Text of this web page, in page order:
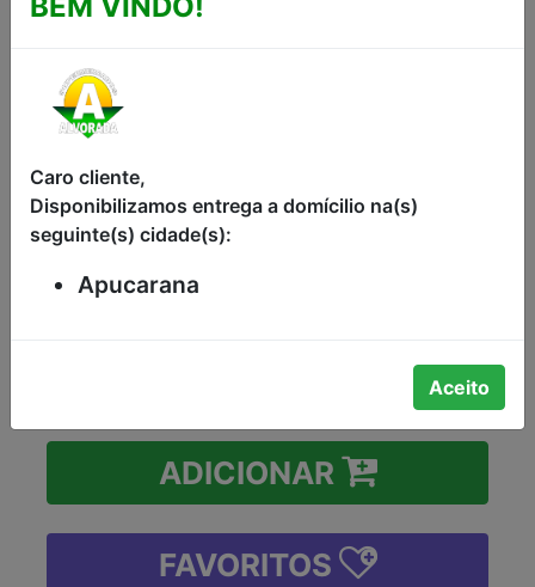
CHOCOLATES DIÊLO 2L
CHOCOLATE, CHOCOLATE BRANCO
E CHOCOLATE MEIO AMARGO DIÊLO
POTE 2 LITROS
R$39,98
+
ADICIONAR
FAVORITOS
Caro cliente,
Disponibilizamos entrega a domícilio na(s)
seguinte(s) cidade(s):
Apucarana
Aceito